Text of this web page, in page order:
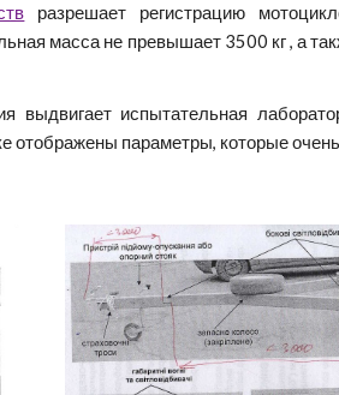
разрешает регистрацию
масса не превышает 3500 кг , а
выдвигает испытательная
параметры, которые